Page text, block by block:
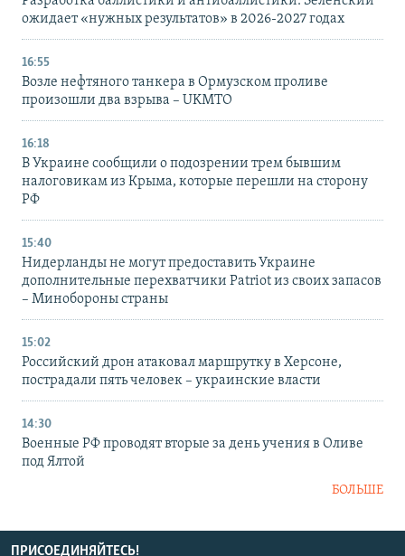
ожидает «нужных результатов» в 2026-2027 годах
16:55
Возле нефтяного танкера в Ормузском проливе
произошли два взрыва – UKMTO
16:18
В Украине сообщили о подозрении трем бывшим
налоговикам из Крыма, которые перешли на сторону
РФ
15:40
Нидерланды не могут предоставить Украине
дополнительные перехватчики Patriot из своих запасов
– Минобороны страны
15:02
Российский дрон атаковал маршрутку в Херсоне,
пострадали пять человек – украинские власти
14:30
Военные РФ проводят вторые за день учения в Оливе
под Ялтой
БОЛЬШЕ
ПРИСОЕДИНЯЙТЕСЬ!